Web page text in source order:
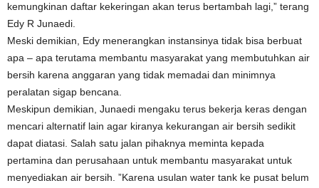
kemungkinan daftar kekeringan akan terus bertambah lagi,” terang
Edy R Junaedi.
Meski demikian, Edy menerangkan instansinya tidak bisa berbuat
apa – apa terutama membantu masyarakat yang membutuhkan air
bersih karena anggaran yang tidak memadai dan minimnya
peralatan sigap bencana.
Meskipun demikian, Junaedi mengaku terus bekerja keras dengan
mencari alternatif lain agar kiranya kekurangan air bersih sedikit
dapat diatasi. Salah satu jalan pihaknya meminta kepada
pertamina dan perusahaan untuk membantu masyarakat untuk
menyediakan air bersih. ”Karena usulan water tank ke pusat belum